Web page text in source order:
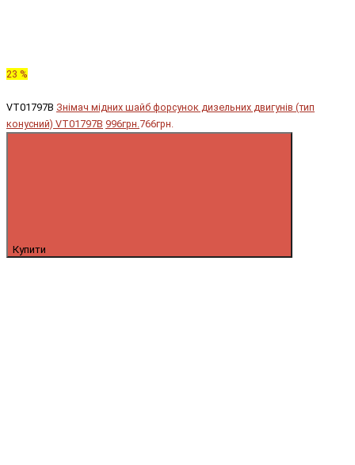
23 %
VT01797B Знімач мідних шайб форсунок дизельних двигунів (тип
конусний) VT01797B 996грн.766грн.
Купити